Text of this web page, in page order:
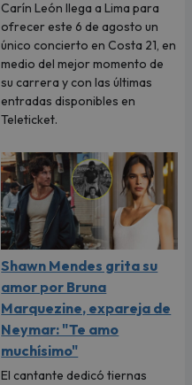
Carín León llega a Lima para
ofrecer este 6 de agosto un
único concierto en Costa 21, en
medio del mejor momento de
su carrera y con las últimas
entradas disponibles en
Teleticket.
Shawn Mendes grita su
amor por Bruna
Marquezine, expareja de
Neymar: "Te amo
muchísimo"
El cantante dedicó tiernas